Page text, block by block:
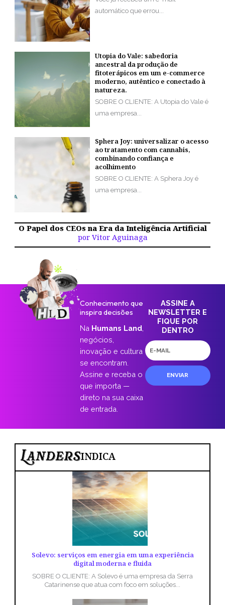
automático que errou...
Utopia do Vale: sabedoria
ancestral da produção de
fitoterápicos em um e-commerce
moderno, autêntico e conectado à
natureza.
SOBRE O CLIENTE: A Utopia do Vale é
uma empresa...
Sphera Joy: universalizar o acesso
ao tratamento com cannabis,
combinando confiança e
acolhimento
SOBRE O CLIENTE: A Sphera Joy é
uma empresa...
O Papel dos CEOs na Era da Inteligência Artificial
por Vitor Aguinaga
Conhecimento que
inspira decisões
Na Humans Land
negócios,
inovação e cultura
se encontram.
Assine e receba o
que importa —
direto na sua caixa
de entrada.
ASSINE A
NEWSLETTER E
FIQUE POR
DENTRO
E-
mail
ENVIAR
INDICA
Solevo: serviços em energia em uma experiência
digital moderna e fluida
SOBRE O CLIENTE: A Solevo é uma empresa da Serra
Catarinense que atua com foco em soluções...